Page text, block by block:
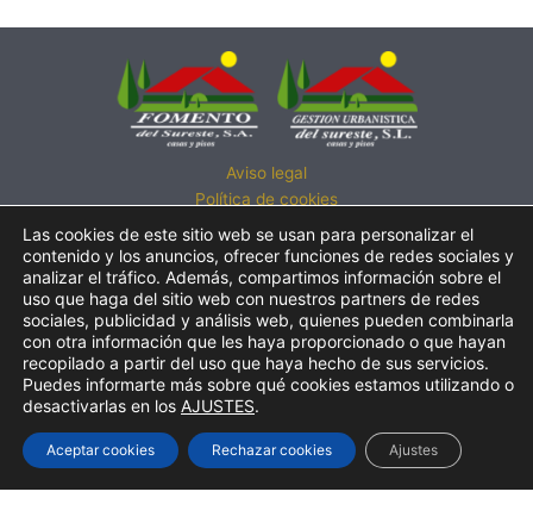
Aviso legal
Política de cookies
Política de privacidad
Política de calidad
Atención al cliente
LLÁMENOS:
• 950 241 077
• 914 574 343
• 629 532 246
Las cookies de este sitio web se usan para personalizar el
contenido y los anuncios, ofrecer funciones de redes sociales y
analizar el tráfico. Además, compartimos información sobre el
uso que haga del sitio web con nuestros partners de redes
sociales, publicidad y análisis web, quienes pueden combinarla
con otra información que les haya proporcionado o que hayan
recopilado a partir del uso que haya hecho de sus servicios.
Puedes informarte más sobre qué cookies estamos utilizando o
desactivarlas en los AJUSTES.
Aceptar cookies Rechazar cookies Ajustes